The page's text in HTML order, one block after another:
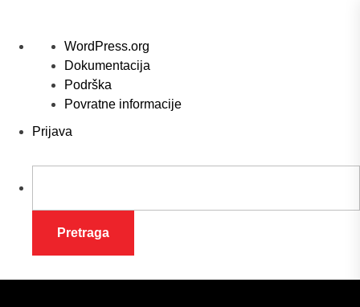
WordPressu
WordPress.org
Dokumentacija
Podrška
Povratne informacije
Prijava